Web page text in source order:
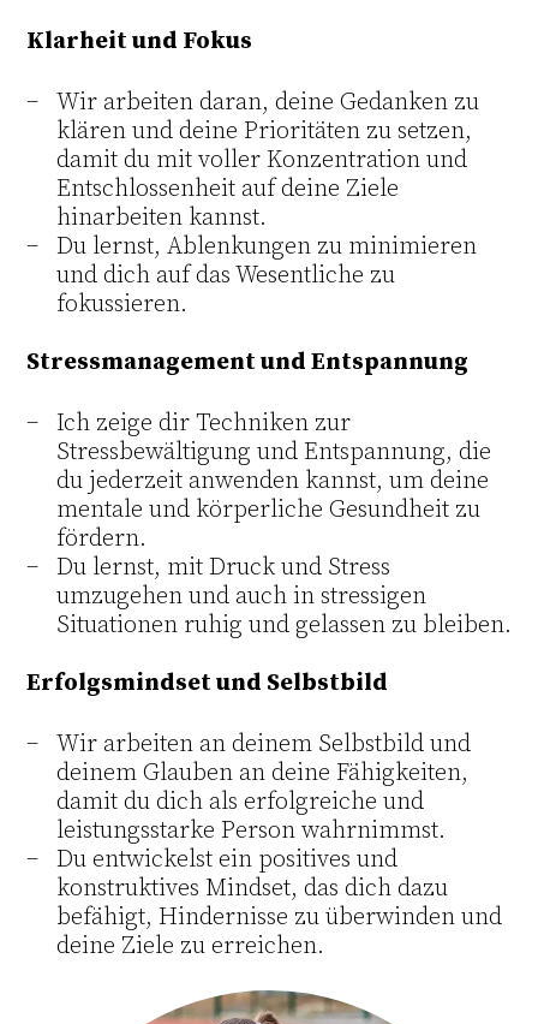
Klarheit und Fokus
Wir arbeiten daran, deine Gedanken zu
klären und deine Prioritäten zu setzen,
damit du mit voller Konzentration und
Entschlossenheit auf deine Ziele
hinarbeiten kannst.
Du lernst, Ablenkungen zu minimieren
und dich auf das Wesentliche zu
fokussieren.
Stressmanagement und Entspannung
Ich zeige dir Techniken zur
Stressbewältigung und Entspannung, die
du jederzeit anwenden kannst, um deine
mentale und körperliche Gesundheit zu
fördern.
Du lernst, mit Druck und Stress
umzugehen und auch in stressigen
Situationen ruhig und gelassen zu bleiben.
Erfolgsmindset und Selbstbild
Wir arbeiten an deinem Selbstbild und
deinem Glauben an deine Fähigkeiten,
damit du dich als erfolgreiche und
leistungsstarke Person wahrnimmst.
Du entwickelst ein positives und
konstruktives Mindset, das dich dazu
befähigt, Hindernisse zu überwinden und
deine Ziele zu erreichen.